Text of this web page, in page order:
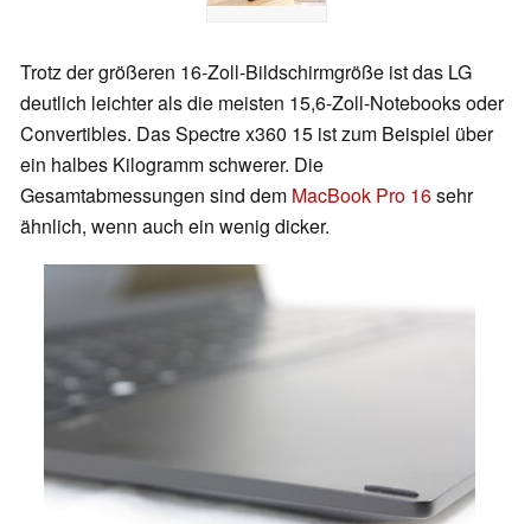
Trotz der größeren 16-Zoll-Bildschirmgröße ist das LG
deutlich leichter als die meisten 15,6-Zoll-Notebooks oder
Convertibles. Das Spectre x360 15 ist zum Beispiel über
ein halbes Kilogramm schwerer. Die
Gesamtabmessungen sind dem MacBook Pro 16sehr
ähnlich, wenn auch ein wenig dicker.